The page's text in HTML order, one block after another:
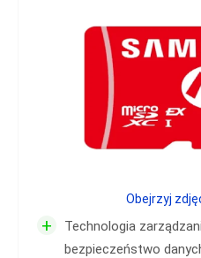
+
Technologia
bezpieczeństwo
Obejrzyj